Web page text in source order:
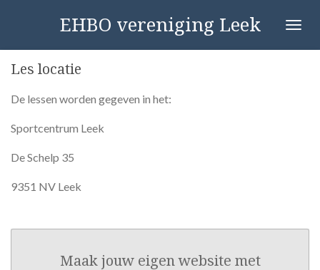
naar
de
EHBO vereniging Leek
Les locatie
De lessen worden gegeven in het:
Sportcentrum Leek
De Schelp 35
9351 NV Leek
Maak jouw eigen website met